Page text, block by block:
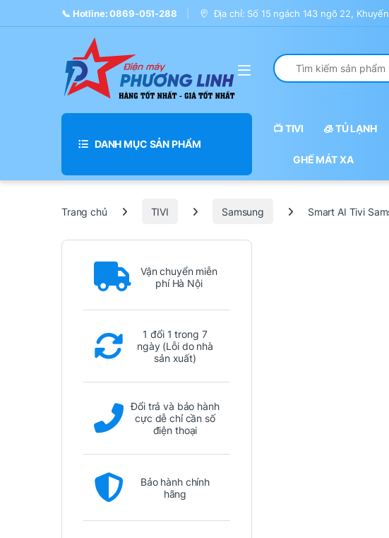
Skip to navigation
Skip to content📞 Hotline: 0869-051-288 Địa chỉ: Số 15 ngách 143 ngõ 22,
Search for:
DANH MỤC SẢN PHẨM
📺 TIVI 🧊 TỦ LẠNH
GHẾ MÁT XA
Trang chủ TIVI Samsung Smart AI Tivi
Vận chuyển miễn
phí Hà Nội
1 đổi 1 trong 7
ngày (Lỗi do nhà
sản xuất)
Đổi trả và bảo hành
cực dễ chỉ cần số
điện thoại
Bảo hành chính
hãng